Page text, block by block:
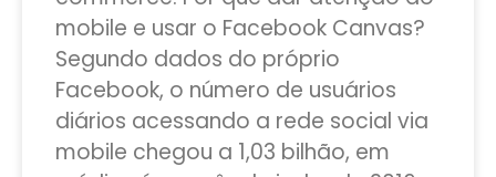
mobile e usar o Facebook Canvas?
Segundo dados do próprio
Facebook, o número de usuários
diários acessando a rede social via
mobile chegou a 1,03 bilhão, em